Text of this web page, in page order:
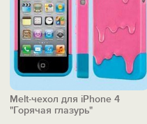
Melt-чехол для iPhone 4
"Горячая глазурь"